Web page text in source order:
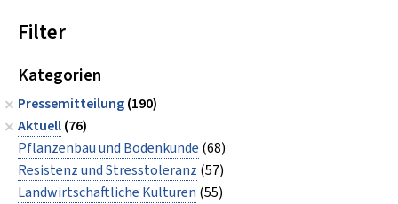
Filter
Kategorien
Pressemitteilung(190)
Aktuell(76)
Pflanzenbau und Bodenkunde (68)
Resistenz und Stresstoleranz (57)
Landwirtschaftliche Kulturen (55)